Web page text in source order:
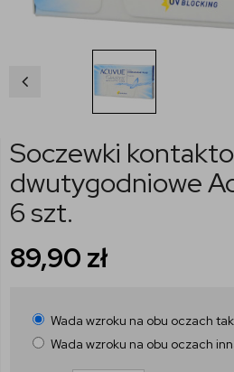
Soczewki
dwutygodniowe
6 szt.
89,90 zł
Wada wzroku na obu oczach
Wada wzroku na obu oczach